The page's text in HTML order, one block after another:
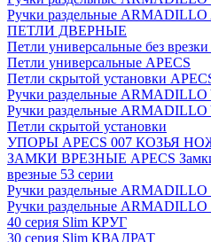
Ручки раздельные ARMADILLO
ПЕТЛИ ДВЕРНЫЕ
Петли универсальные без
Петли универсальные APECS
Петли скрытой установки
Ручки раздельные
Ручки раздельные
Петли скрытой установки
УПОРЫ APECS 007 КОЗЬЯ
ЗАМКИ ВРЕЗНЫЕ APECS Замки
врезные 53 серии
Ручки раздельные
Ручки раздельные
40 серия Slim КРУГ
30 серия Slim КВАДРАТ